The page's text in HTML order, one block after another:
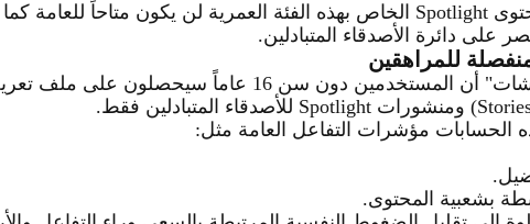
الخاص بهذه الفئة العمرية لن يكون متاحاً للعامة
على دائرة الأصدقاء المتبادلين.
للمراهقين
أن المستخدمين دون سن 16 عاماً سيحصلون
ومنشورات Spotlight للأصدقاء المتبادلين فقط.
الحسابات مؤشرات التفاعل العامة مثل:
.
بشعبية المحتوى.